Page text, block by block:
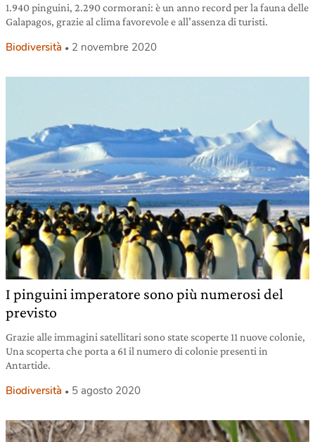
1.940 pinguini, 2.290 cormorani: è un anno record per la fauna delle
Galapagos, grazie al clima favorevole e all’assenza di turisti.
Biodiversità 2 novembre 2020
I pinguini imperatore sono più numerosi del
previsto
Grazie alle immagini satellitari sono state scoperte 11 nuove colonie,
Una scoperta che porta a 61 il numero di colonie presenti in
Antartide.
Biodiversità 5 agosto 2020